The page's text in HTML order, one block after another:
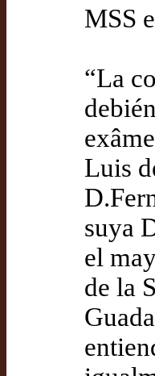
MSS
“La
Luis
suya
el
de la